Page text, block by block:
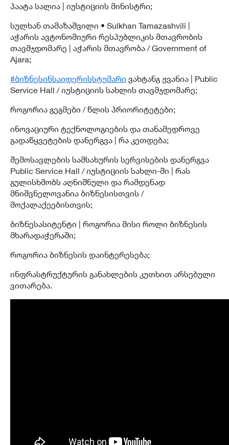
პაატა სალია | იუსტიციის მინისტრი;
სულხან თამაზაშვილი • Sulkhan Tamazashvili |
აჭარის ავტონომიური რესპუბლიკის მთავრობის
თავმჯდომარე | აჭარის მთავრობა / Government of
Ajara;
#ბიზნესინსაიდერისსტუმარი ვახტანგ ჟვანია | Public
Service Hall / იუსტიციის სახლის თავმჯდომარე;
როგორია გეგმები / წლის პრიორიტეტები;
ინოვაციური ტექნოლოგიების და თანამედროვე
გადაწყვეტების დანერგვა | რა კეთდება;
შემოსავლების სამსახურის სერვისების დანერგვა
Public Service Hall / იუსტიციის სახლი-ში | რას
გულისხმობს აღნიშნული და რამდენად
მნიშვნელოვანია ბიზნესისთვის /
მოქალაქეებისთვის;
ბიზნესასიტენტი | როგორია მისი როლი ბიზნესის
მხარადაჭერაში;
როგორია ბიზნესის დაინტერესება;
ინფრასტრუქტურის განახლების კუთხით არსებული
ვითარება.